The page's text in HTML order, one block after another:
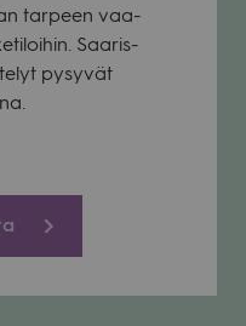
tar­peen vaa­
Saa­ris­
pysy­vät